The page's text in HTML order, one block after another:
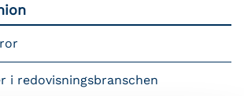
i redovisningsbranschen